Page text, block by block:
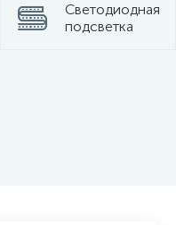
Светодиодная
подсветка